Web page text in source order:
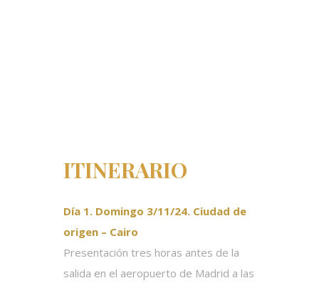
ITINERARIO
Día 1. Domingo 3/11/24. Ciudad de
origen – Cairo
Presentación tres horas antes de la
salida en el aeropuerto de Madrid a las